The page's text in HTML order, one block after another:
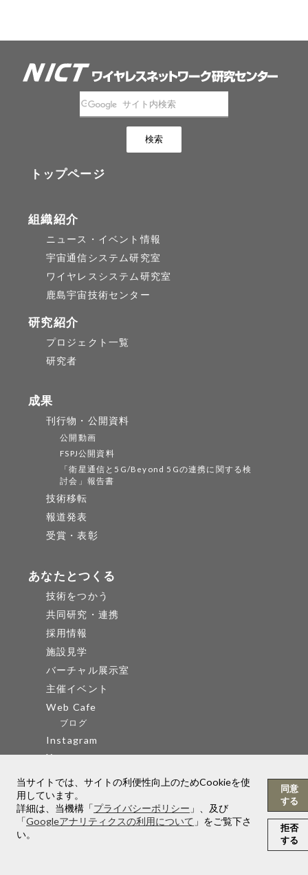
トップページ
組織紹介
ニュース・イベント情報
宇宙通信システム研究室
ワイヤレスシステム研究室
鹿島宇宙技術センター
研究紹介
プロジェクト一覧
研究者
成果
刊行物・公開資料
公開動画
FSPJ公開資料
「衛星通信と5G/Beyond 5Gの連携に関する検
討会」報告書
技術移転
報道発表
受賞・表彰
あなたとつくる
技術をつかう
共同研究・連携
採用情報
施設見学
バーチャル展示室
主催イベント
Web Cafe
ブログ
Instagram
X
所在地
ワイヤレスネットワーク研究センター
当サイトでは、サイトの利便性向上のためCookieを使
用しています。
詳細は、当機構「プライバシーポリシー 」、及び
「Googleアナリティクスの利用について 」をご覧下さ
い。
同意
する
拒否
する